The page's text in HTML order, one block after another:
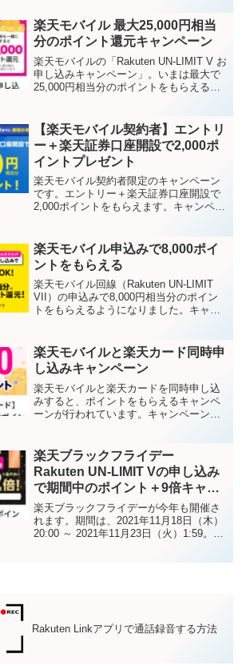
どもまた期間を開けて「やっぱりもう一
回使ってみる！」と楽天...
楽天モバイル 最大25,000円相当
分のポイント還元キャンペーン
楽天モバイルの「Rakuten UN-LIMIT V お
申し込みキャンペーン」。いまは最大で
25,000円相当分のポイントをもらえる内
(火)8:59特典内...
【楽天モバイル契約者】エントリ
ー＋楽天証券口座開設で2,000ポ
イントプレゼント
楽天モバイル契約者限定のキャンペーン
です。エントリー＋楽天証券口座開設で
2,000ポイントをもらえます。キャンペー
れないようにしましょう。キャンペーン
期間エントリー・...
楽天モバイル申込みで8,000ポイ
ントをもらえる
楽天モバイル回線（Rakuten UN-LIMIT
VII）の申込みで8,000円相当分のポイン
トをもらえるようになりました。キャン
↓8千ポイントを獲得する...
楽天モバイルと楽天カード同時申
し込みキャンペーン
楽天モバイルと楽天カードを同時申し込
みすると、ポイントをもらえるキャンペ
ーンが行われています。キャンペーンペ
8:59もらえるポイント数1,400ptで...
楽天ブラックフライデー
Rakuten UN-LIMIT Vの申し込み
で期間中のポイント＋9倍キャン
ペーン
楽天ブラックフライデーが今年も開催さ
れます。期間は、2021年11月18日（木）
20:00 ～ 2021年11月23日（火）1:59。楽
Rakuten Linkアプリで通話録音する方法